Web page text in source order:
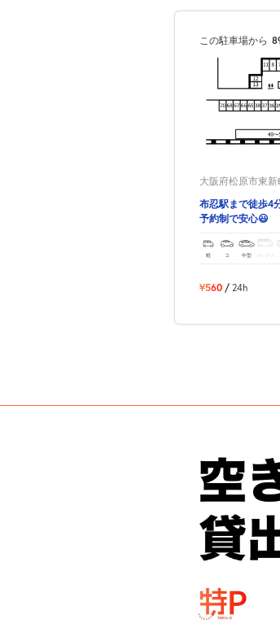
この駐車場から
大阪府松原市東新
布忍駅まで徒歩4
予約制で安心😃
軽 コ 中型 ボックス
¥560 / 24h